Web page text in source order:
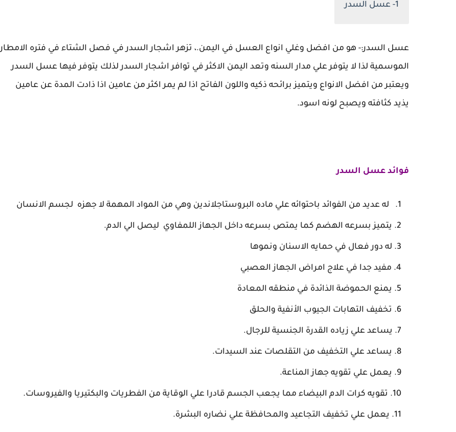
1- عسل السدر
عسل السدر:- هو من افضل وغلي انواع العسل في اليمن.، تزهر اشجار السدر في فصل الشتاء في فتره الامطار
الموسمية لذا لا يتوفر علي مدار السنه وتعد اليمن الاكثر في توافر اشجار السدر لذلك يتوفر فيها عسل السدر
ويعتبر من افضل الانواع ويتميز برائحه ذكيه واللون الفاتح اذا لم يمر اكثر من عامين اذا ذادت المدة عن عامين
يذيد كثافته ويصبح لونه اسود.
فوائد عسل السدر
له عديد من الفوائد باحتوائه علي ماده البروستاجلاندين وهي من المواد المهمة لا جهزه لجسم الانسان
يتميز بسرعه الهضم كما يمتص بسرعه داخل الجهاز اللمفاوي ليصل الي الدم.
له دور فعال في حمايه الاسنان ونموها
مفيد جدا في علاج امراض الجهاز العصبي
يمنع الحموضة الذائدة في منطقه المعادة
تخفيف التهابات الجيوب الأنفية والحلق
يساعد علي زياده القدرة الجنسية للرجال.
يساعد علي التخفيف من التقلصات عند السيدات.
يعمل علي تقويه جهاز المناعة.
تقويه كرات الدم البيضاء مما يجعب الجسم قادرا علي الوقاية من الفطريات والبكتيريا والفيروسات.
يعمل علي تخفيف التجاعيد والمحافظة علي نضاره البشرة.